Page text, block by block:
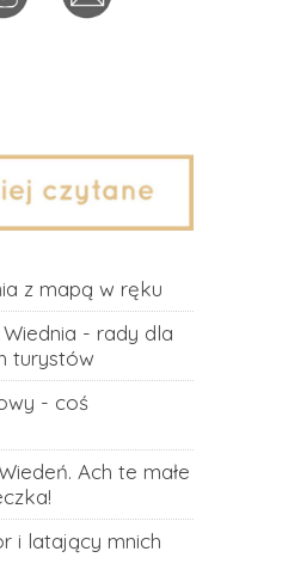
z mapą w ręku
- rady dla
turystów
- coś
Ach te małe
i latający mnich